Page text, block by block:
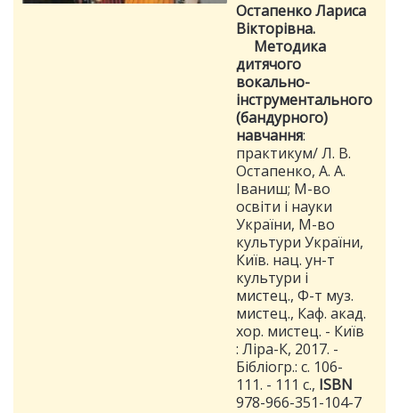
Остапенко Лариса
Вікторівна.
Методика
дитячого
вокально-
інструментального
(бандурного)
навчання:
практикум/ Л. В.
Остапенко, А. А.
Іваниш; М-во
освіти і науки
України, М-во
культури України,
Київ. нац. ун-т
культури і
мистец., Ф-т муз.
мистец., Каф. акад.
хор. мистец. - Київ
: Ліра-К, 2017. -
Бібліогр.: с. 106-
111. - 111 с., ISBN
978-966-351-104-7